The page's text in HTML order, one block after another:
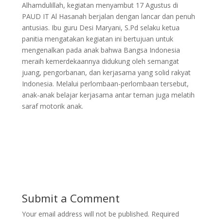
Alhamdulillah, kegiatan menyambut 17 Agustus di
PAUD IT Al Hasanah berjalan dengan lancar dan penuh
antusias. Ibu guru Desi Maryani, S.Pd selaku ketua
panitia mengatakan kegiatan ini bertujuan untuk
mengenalkan pada anak bahwa Bangsa Indonesia
meraih kemerdekaannya didukung oleh semangat
juang, pengorbanan, dan kerjasama yang solid rakyat
Indonesia. Melalui perlombaan-perlombaan tersebut,
anak-anak belajar kerjasama antar teman juga melatih
saraf motorik anak.
Submit a Comment
Your email address will not be published. Required